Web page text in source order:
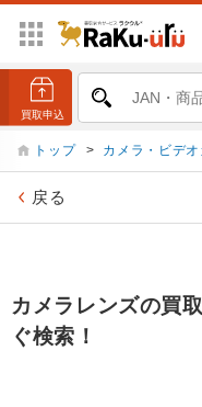
トップ > カメラ・ビデオ
戻る
カメラレンズの買
ぐ検索！